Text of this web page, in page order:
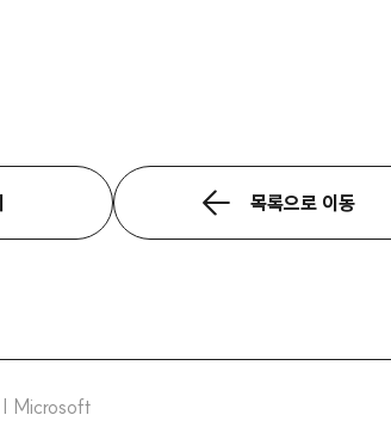
목록으로 이동
| Microsoft